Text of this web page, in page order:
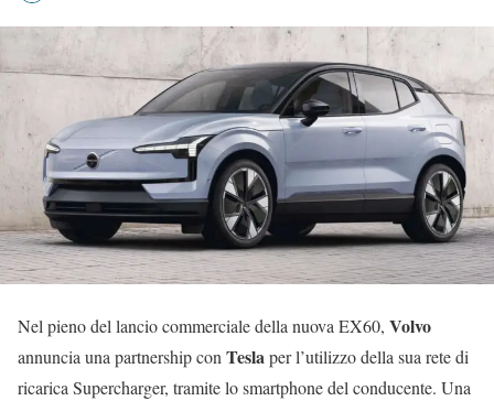
Nel pieno del lancio commerciale della nuova EX60, Volvo
annuncia una partnership conTeslaper l’utilizzo della sua rete di
ricarica Supercharger, tramite lo smartphone del conducente. Una